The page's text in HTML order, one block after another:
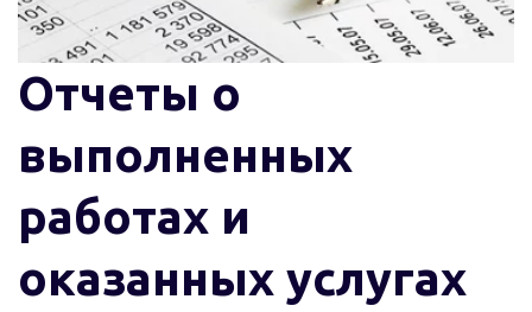
Отчеты о
выполненных
работах и
оказанных услугах